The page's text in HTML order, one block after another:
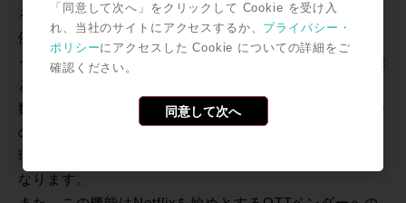
ることができる重要な新機能となるでしょう。
例えば、5.1チャンネルとステレオ・ミックスの2つを、
インターリーブされた1つのファイルとして書き出し可能
となるのです。これにより、異なったフォーマットの複
数ミックスや複数言語でローカライズしたミックスを1つ
のファイルにまとめてデリバリーし、アセットとして管
理するファイル数を大幅に削減することができるように
なります。
「同意して次へ」をクリックして Cookie を受け入
れ、当社のサイトにアクセスするか、 プライバシー・
ポリシーにアクセスした Cookie についての詳細をご
確認ください。
同意して次へ